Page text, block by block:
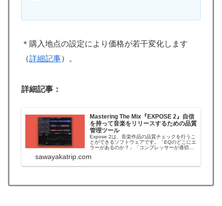
＊購入地点の設定により価格が若干変化します
（詳細記事）。
詳細記事：
Mastering The Mix『EXPOSE 2』自信
を持って音楽をリリースするための品質
管理ツール
Expose 2は、音楽作品の品質チェックを行うこ
とができるソフトウェアです。「EQのどこにエ
ラーがあるのか？」「コンプレッサーが適切に
など様々な問題点を検出してを分かりやすく表
sawayakatrip.com